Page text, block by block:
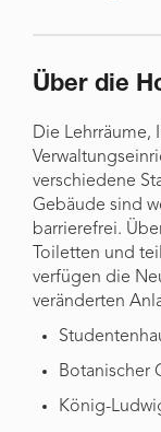
Über die
Die Lehrräume,
verschiedene
Gebäude sind
barrierefrei.
Toiletten und
verfügen die
veränderten
Botanischer
König-